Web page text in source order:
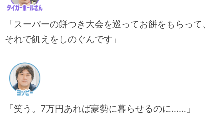
「スーパーの餅つき大会を巡ってお餅をもらって、
それで飢えをしのぐんです」
「笑う。7万円あれば豪勢に暮らせるのに……」